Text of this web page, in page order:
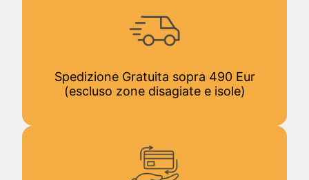
Spedizione Gratuita sopra 490 Eur
(escluso zone disagiate e isole)